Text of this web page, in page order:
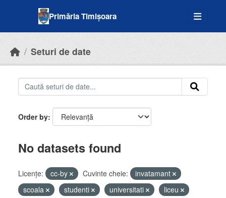
Primăria Timișoara
Seturi de date
Order by
No datasets found
Licenţe: cc-by Cuvinte cheie:
invatamant
scoala
studenti universitati
liceu